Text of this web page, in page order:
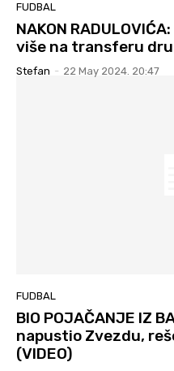
FUDBAL
NAKON
više na transferu
Stefan - 22 May 2024. 20:47
FUDBAL
BIO POJAČANJE IZ
napustio Zvezdu,
(VIDEO)